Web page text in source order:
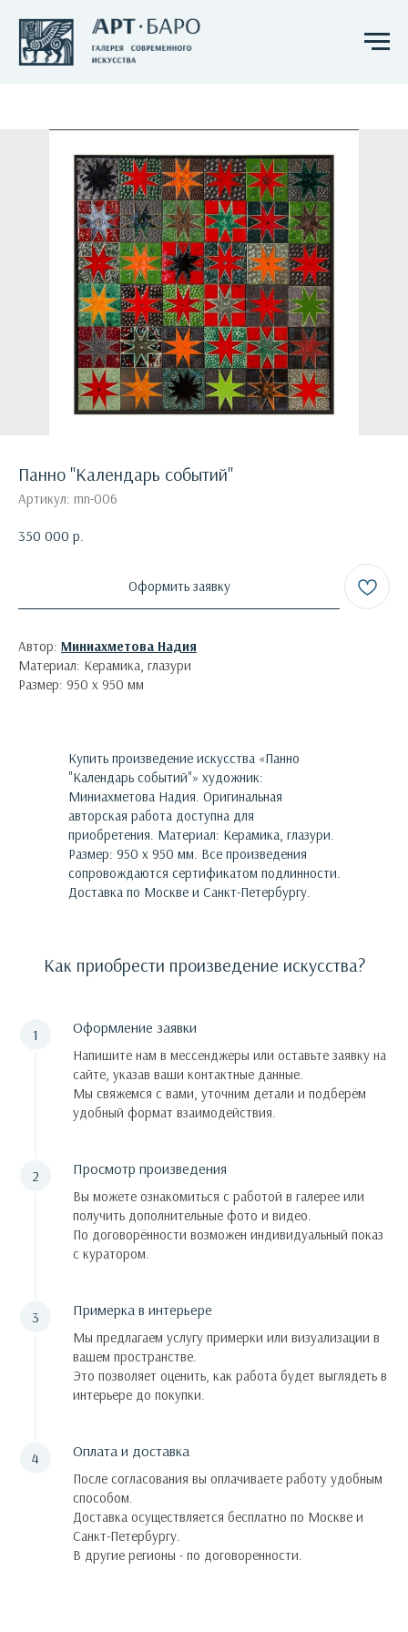
Панно "Календарь событий"
Артикул: mn-006
350 000 р.
Оформить заявку
Автор: Миниахметова Надия
Материал: Керамика, глазури
Размер: 950 х 950 мм
Купить произведение искусства «Панно
"Календарь событий"» художник:
Миниахметова Надия. Оригинальная
авторская работа доступна для
приобретения. Материал: Керамика, глазури.
Размер: 950 х 950 мм. Все произведения
сопровождаются сертификатом подлинности.
Доставка по Москве и Санкт-Петербургу.
Как приобрести произведение искусства?
Оформление заявки
Напишите нам в мессенджеры или оставьте заявку на
сайте, указав ваши контактные данные.
Мы свяжемся с вами, уточним детали и подберём
удобный формат взаимодействия.
Просмотр произведения
Вы можете ознакомиться с работой в галерее или
получить дополнительные фото и видео.
По договорённости возможен индивидуальный показ
с куратором.
Примерка в интерьере
Мы предлагаем услугу примерки или визуализации в
вашем пространстве.
Это позволяет оценить, как работа будет выглядеть в
интерьере до покупки.
Оплата и доставка
После согласования вы оплачиваете работу удобным
способом.
Доставка осуществляется бесплатно по Москве и
Санкт-Петербургу.
В другие регионы - по договоренности.